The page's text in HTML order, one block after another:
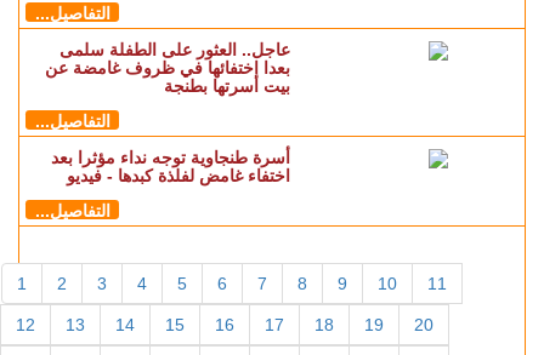
التفاصيل...
عاجل.. العثور على الطفلة سلمى
بعدا اختفائها في ظروف غامضة عن
بيت أسرتها بطنجة
التفاصيل...
أسرة طنجاوية توجه نداء مؤثرا بعد
اختفاء غامض لفلذة كبدها - فيديو
التفاصيل...
1 2 3 4 5 6 7 8 9 10 11
12 13 14 15 16 17 18 19 20